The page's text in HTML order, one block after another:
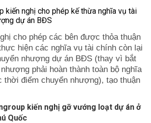
cho phép các bên được thỏa thuận
hiện các nghĩa vụ tài chính còn lại
nhượng dự án BĐS (thay vì bắt
phải hoàn thành toàn bộ nghĩa
điểm chuyển nhượng), tạo thuận
kiến nghị gỡ vướng loạt dự án ở
Quốc